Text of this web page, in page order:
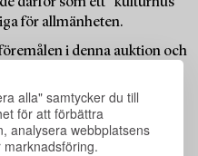
alla" samtycker du till
för att förbättra
analysera webbplatsens
för allmänheten.
i denna auktion och